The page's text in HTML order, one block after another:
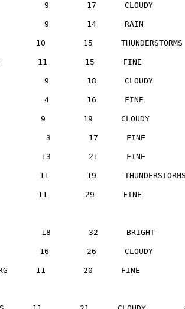
9        17      CLOUDY
9        14      RAIN
10        15      THUNDERSTORMS
11        15      FINE
9        18      CLOUDY
4        16      FINE
9        19      CLOUDY
3        17      FINE
13        21      FINE
11        19
11        29      FINE
18        32      BRIGHT
16        26      CLOUDY
11        20      FINE